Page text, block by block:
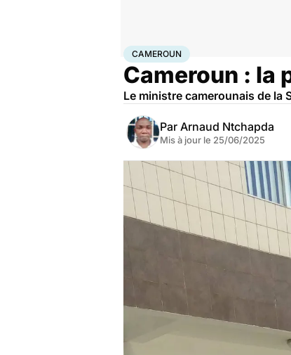
AccueilSantéMaladies
CAMEROUN
Cameroun : la
Le ministre camerounais de la
Par Arnaud Ntchapda
Mis à jour le 25/06/2025